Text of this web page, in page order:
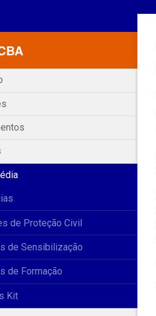
de Proteção Civil
de Sensibilização
de Formação
Kit